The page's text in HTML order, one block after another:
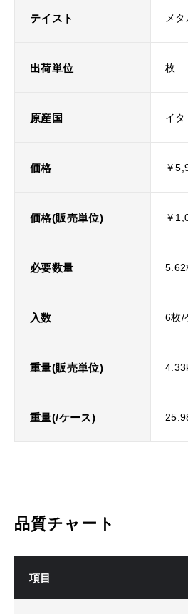
テイスト メ
出荷単位 枚
原産国 イタ
価格 ￥
価格(販売単位) ￥
必要数量 5.62
入数 6枚/
重量(販売単位)
重量(/ケース)
品質チャート
項目